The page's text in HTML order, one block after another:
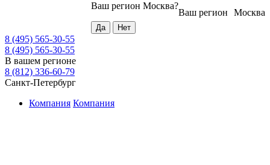
Москва
Ваш регион
Ваш регион Москва?
8 (495) 565-30-55
8 (495) 565-30-55
В вашем регионе
8 (812) 336-60-79
Санкт-Петербург
Компания Компания